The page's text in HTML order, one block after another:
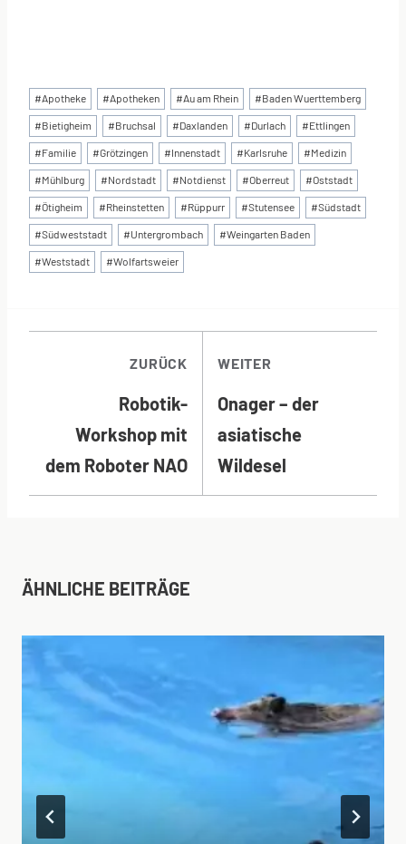
Schlagworte:
#Apotheke #Apotheken #Au am Rhein #Baden Wuerttemberg
#Bietigheim #Bruchsal #Daxlanden #Durlach #Ettlingen
#Familie #Grötzingen #Innenstadt #Karlsruhe #Medizin
#Mühlburg #Nordstadt #Notdienst #Oberreut #Oststadt
#Ötigheim #Rheinstetten #Rüppurr #Stutensee #Südstadt
#Südweststadt #Untergrombach #Weingarten Baden
#Weststadt #Wolfartsweier
ZURÜCK
Robotik-
Workshop mit
dem Roboter NAO
WEITER
Onager – der
asiatische
Wildesel
ÄHNLICHE BEITRÄGE